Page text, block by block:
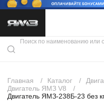
Каталог продукции
Скидки
Контакты
Главная Каталог
Двигатель ЯМЗ V8
Двигатель ЯМЗ-238Б-23 без